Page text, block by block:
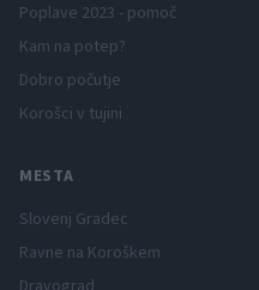
Poplave 2023 - pomoč
Kam na potep?
Dobro počutje
Korošci v tujini
MESTA
Slovenj Gradec
Ravne na Koroškem